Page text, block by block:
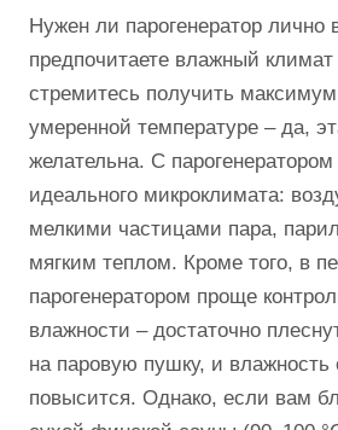
Нужен ли парогенератор лично
предпочитаете влажный
стремитесь получить
умеренной температуре – да,
желательна. С
идеального микроклимата:
мелкими частицами пара,
мягким теплом. Кроме того, в
парогенератором проще
влажности – достаточно
на паровую пушку, и
повысится. Однако, если вам